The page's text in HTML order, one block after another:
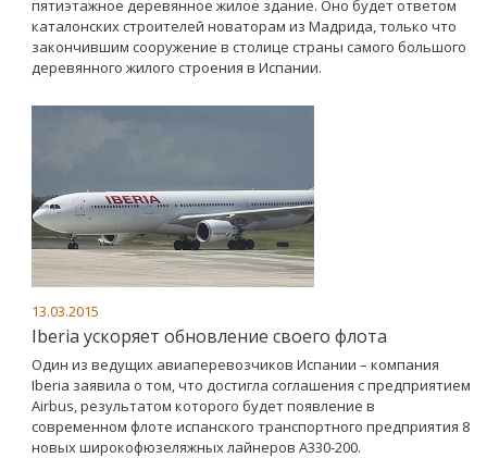
пятиэтажное деревянное жилое здание. Оно будет ответом
каталонских строителей новаторам из Мадрида, только что
закончившим сооружение в столице страны самого большого
деревянного жилого строения в Испании.
13.03.2015
Iberia ускоряет обновление своего флота
Один из ведущих авиаперевозчиков Испании – компания
Iberia заявила о том, что достигла соглашения с предприятием
Airbus, результатом которого будет появление в
современном флоте испанского транспортного предприятия 8
новых широкофюзеляжных лайнеров А330-200.